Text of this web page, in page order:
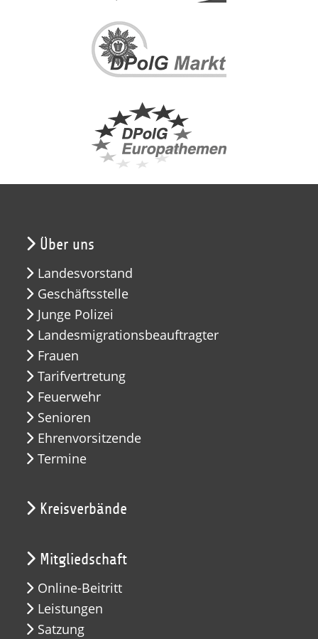
Über uns
Landesvorstand
Geschäftsstelle
Junge Polizei
Landesmigrationsbeauftragter
Frauen
Tarifvertretung
Feuerwehr
Senioren
Ehrenvorsitzende
Termine
Kreisverbände
Mitgliedschaft
Online-Beitritt
Leistungen
Satzung